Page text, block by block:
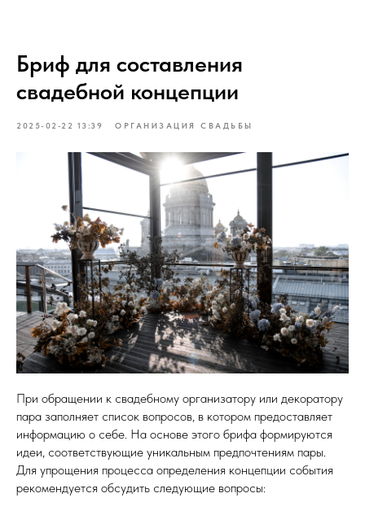
Бриф для составления
свадебной концепции
2025-02-22 13:39 ОРГАНИЗАЦИЯ СВАДЬБЫ
При обращении к свадебному организатору или декоратору
пара заполняет список вопросов, в котором предоставляет
информацию о себе. На основе этого брифа формируются
идеи, соответствующие уникальным предпочтениям пары.
Для упрощения процесса определения концепции события
рекомендуется обсудить следующие вопросы: